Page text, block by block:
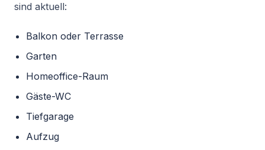
sind aktuell:
Balkon oder Terrasse
Garten
Homeoffice-Raum
Gäste-WC
Tiefgarage
Aufzug